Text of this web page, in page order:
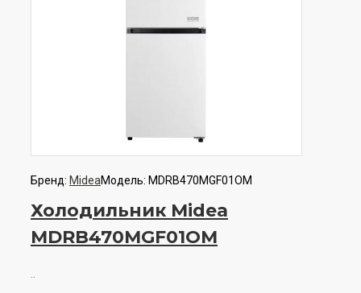
Бренд: MideaМодель: MDRB470MGF01OM
Холодильник Midea
MDRB470MGF01OM